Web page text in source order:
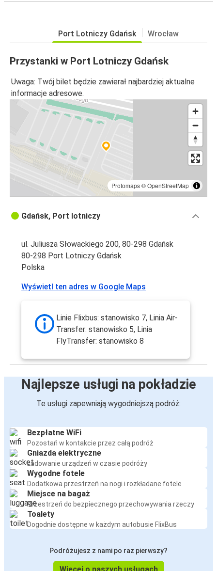
Port Lotniczy Gdańsk Wrocław
Przystanki w Port Lotniczy Gdańsk
Uwaga: Twój bilet będzie zawierał najbardziej aktualne
informacje adresowe.
Protomaps©OpenStreetMap
Gdańsk, Port lotniczy
ul. Juliusza Słowackiego 200, 80-298 Gdańsk
80-298 Port Lotniczy Gdańsk
Polska
Wyświetl ten adres w Google Maps
Linie Flixbus: stanowisko 7, Linia Air-
Transfer: stanowisko 5, Linia
FlyTransfer: stanowisko 8
Najlepsze usługi na pokładzie
Te usługi zapewniają wygodniejszą podróż:
Bezpłatne WiFi
Pozostań w kontakcie przez całą podróż
Gniazda elektryczne
Ładowanie urządzeń w czasie podróży
Wygodne fotele
Dodatkowa przestrzeń na nogi i rozkładane fotele
Miejsce na bagaż
Przestrzeń do bezpiecznego przechowywania rzeczy
Toalety
Dogodnie dostępne w każdym autobusie FlixBus
Podróżujesz z nami po raz pierwszy?